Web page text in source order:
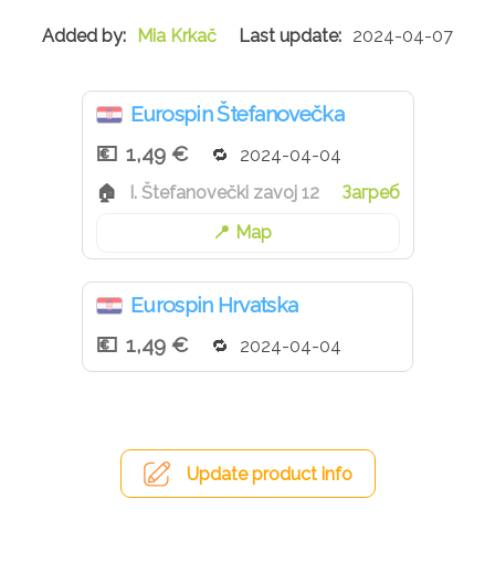
Mia Krkač 2024-04-07
Eurospin Štefanovečka
1,49 €
2024-04-04
I. Štefanovečki zavoj 12
Загреб
Map
Eurospin Hrvatska
1,49 €
2024-04-04
Update product info